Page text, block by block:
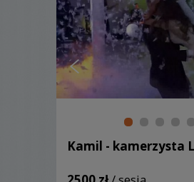
Kamil - kamerzysta